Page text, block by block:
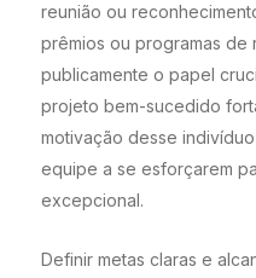
reunião ou
prêmios ou programas de
publicamente o papel
projeto bem-sucedido
motivação desse
equipe a se esforçarem
excepcional.
Definir metas claras e